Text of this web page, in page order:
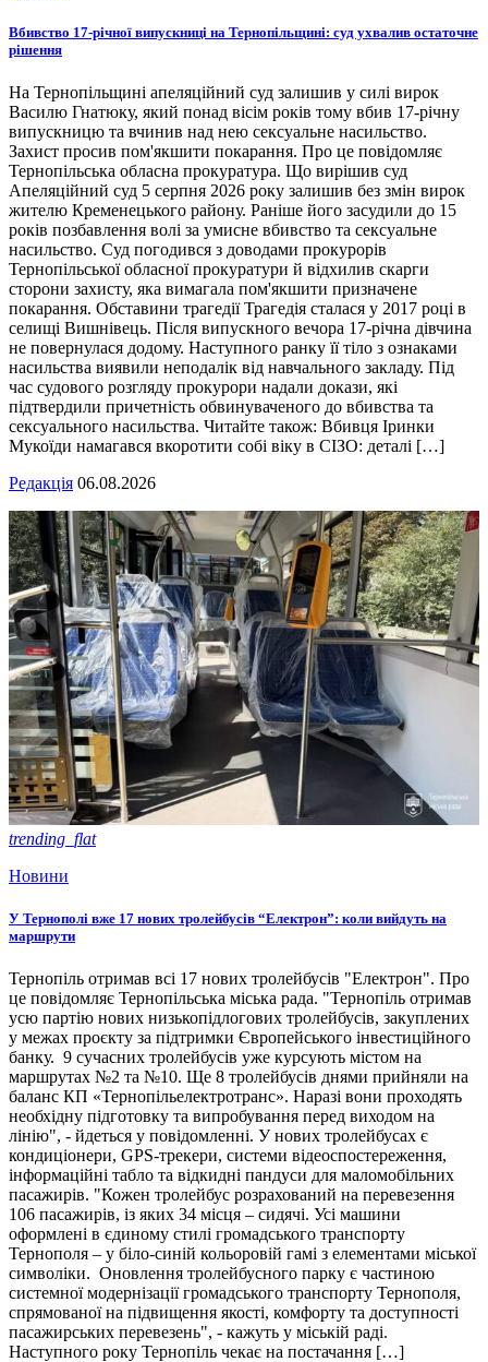
Вбивство 17-річної випускниці на Тернопільщині: суд ухвалив остаточне
рішення
На Тернопільщині апеляційний суд залишив у силі вирок
Василю Гнатюку, який понад вісім років тому вбив 17-річну
випускницю та вчинив над нею сексуальне насильство.
Захист просив пом'якшити покарання. Про це повідомляє
Тернопільська обласна прокуратура. Що вирішив суд
Апеляційний суд 5 серпня 2026 року залишив без змін вирок
жителю Кременецького району. Раніше його засудили до 15
років позбавлення волі за умисне вбивство та сексуальне
насильство. Суд погодився з доводами прокурорів
Тернопільської обласної прокуратури й відхилив скарги
сторони захисту, яка вимагала пом'якшити призначене
покарання. Обставини трагедії Трагедія сталася у 2017 році в
селищі Вишнівець. Після випускного вечора 17-річна дівчина
не повернулася додому. Наступного ранку її тіло з ознаками
насильства виявили неподалік від навчального закладу. Під
час судового розгляду прокурори надали докази, які
підтвердили причетність обвинуваченого до вбивства та
сексуального насильства. Читайте також: Вбивця Іринки
Мукоїди намагався вкоротити собі віку в СІЗО: деталі […]
Редакція 06.08.2026
trending_flat
Новини
У Тернополі вже 17 нових тролейбусів “Електрон”: коли вийдуть на
маршрути
Тернопіль отримав всі 17 нових тролейбусів "Електрон". Про
це повідомляє Тернопільська міська рада. "Тернопіль отримав
усю партію нових низькопідлогових тролейбусів, закуплених
у межах проєкту за підтримки Європейського інвестиційного
банку. 9 сучасних тролейбусів уже курсують містом на
маршрутах №2 та №10. Ще 8 тролейбусів днями прийняли на
баланс КП «Тернопільелектротранс». Наразі вони проходять
необхідну підготовку та випробування перед виходом на
лінію", - йдеться у повідомленні. У нових тролейбусах є
кондиціонери, GPS-трекери, системи відеоспостереження,
інформаційні табло та відкидні пандуси для маломобільних
пасажирів. "Кожен тролейбус розрахований на перевезення
106 пасажирів, із яких 34 місця – сидячі. Усі машини
оформлені в єдиному стилі громадського транспорту
Тернополя – у біло-синій кольоровій гамі з елементами міської
символіки. Оновлення тролейбусного парку є частиною
системної модернізації громадського транспорту Тернополя,
спрямованої на підвищення якості, комфорту та доступності
пасажирських перевезень", - кажуть у міській раді.
Наступного року Тернопіль чекає на постачання […]